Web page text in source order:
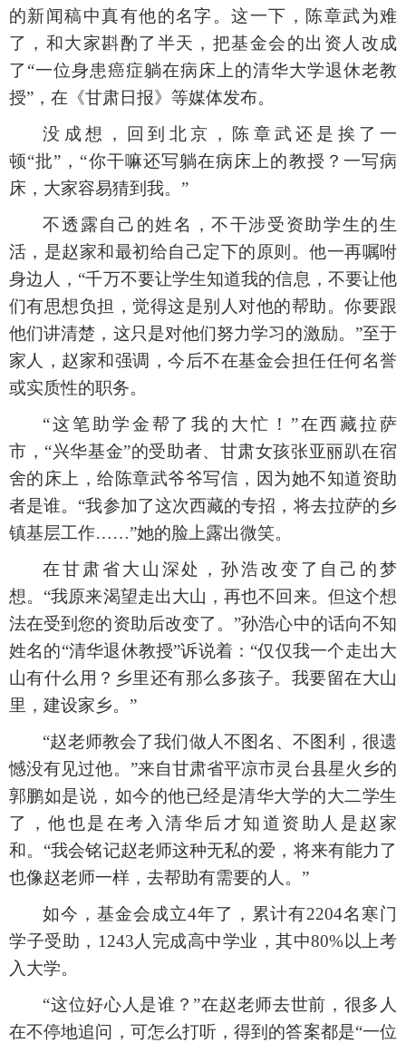
的新闻稿中真有他的名字。这一下，陈章武为难
了，和大家斟酌了半天，把基金会的出资人改成
了 “一位身患癌症躺在病床上的清华大学退休老教
授”，在《甘肃日报》等媒体发布。
没成想，回到北京，陈章武还是挨了一
顿“批”，“你干嘛还写躺在病床上的教授？一写病
床，大家容易猜到我。”
不透露自己的姓名，不干涉受资助学生的生
活，是赵家和最初给自己定下的原则。他一再嘱咐
身边人， “千万不要让学生知道我的信息，不要让他
们有思想负担，觉得这是别人对他的帮助。你要跟
他们讲清楚，这只是对他们努力学习的激励。”至于
家人，赵家和强调，今后不在基金会担任任何名誉
或实质性的职务。
“这笔助学金帮了我的大忙！”在西藏拉萨
市，“兴华基金”的受助者、甘肃女孩张亚丽趴在宿
舍的床上，给陈章武爷爷写信，因为她不知道资助
者是谁。“我参加了这次西藏的专招，将去拉萨的乡
镇基层工作……”她的脸上露出微笑。
在甘肃省大山深处，孙浩改变了自己的梦
想。 “我原来渴望走出大山，再也不回来。但这个想
法在受到您的资助后改变了。”孙浩心中的话向不知
姓名的“清华退休教授”诉说着：“仅仅我一个走出大
山有什么用？乡里还有那么多孩子。我要留在大山
里，建设家乡。”
“赵老师教会了我们做人不图名、不图利，很遗
憾没有见过他。”来自甘肃省平凉市灵台县星火乡的
郭鹏如是说，如今的他已经是清华大学的大二学生
了，他也是在考入清华后才知道资助人是赵家
和。“我会铭记赵老师这种无私的爱，将来有能力了
也像赵老师一样，去帮助有需要的人。”
如今，基金会成立4年了，累计有2204名寒门
学子受助，1243人完成高中学业，其中80%以上考
入大学。
“这位好心人是谁？”在赵老师去世前，很多人
在不停地追问，可怎么打听，得到的答案都是“一位